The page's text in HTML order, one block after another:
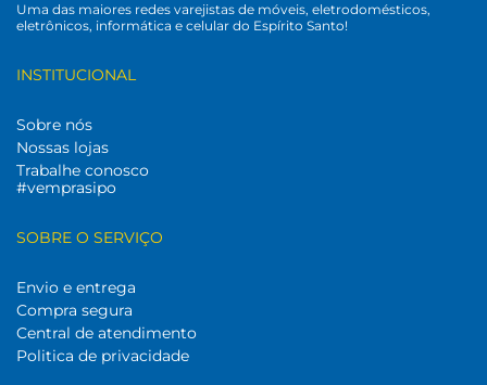
Uma das maiores redes varejistas de móveis, eletrodomésticos,
eletrônicos, informática e celular do Espírito Santo!
INSTITUCIONAL
Sobre nós
Nossas lojas
Trabalhe conosco
#vemprasipo
SOBRE O SERVIÇO
Envio e entrega
Compra segura
Central de atendimento
Politica de privacidade